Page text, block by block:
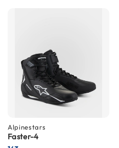
n
Alpinestars
Faster-4